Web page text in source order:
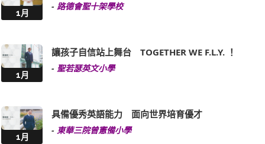
1月
- 路德會聖十架學校
1月
讓孩子自信站上舞台 TOGETHER WE F.L.Y. ！
- 聖若瑟英文小學
1月
具備優秀英語能力 面向世界培育優才
- 東華三院曾憲備小學